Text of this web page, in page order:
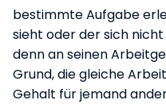
bestimmte Aufgabe
sieht oder der sich
denn an seinen
Grund, die gleiche
Gehalt für jemand